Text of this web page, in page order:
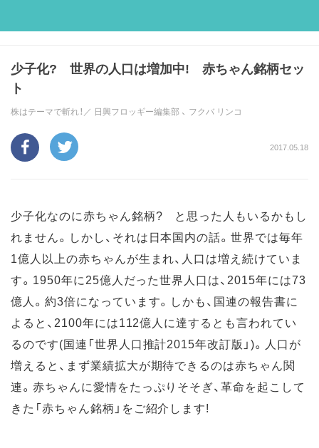
少子化? 世界の人口は増加中! 赤ちゃん銘柄セッ
ト
株はテーマで斬れ！／ 日興フロッギー編集部 、 フクバ リンコ
2017.05.18
少子化なのに赤ちゃん銘柄? と思った人もいるかもし
れません。しかし、それは日本国内の話。世界では毎年
1億人以上の赤ちゃんが生まれ、人口は増え続けていま
す。1950年に25億人だった世界人口は、2015年には73
億人。約3倍になっています。しかも、国連の報告書に
よると、2100年には112億人に達するとも言われてい
るのです(国連「世界人口推計2015年改訂版」)。人口が
増えると、まず業績拡大が期待できるのは赤ちゃん関
連。赤ちゃんに愛情をたっぷりそそぎ、革命を起こして
きた「赤ちゃん銘柄」をご紹介します!